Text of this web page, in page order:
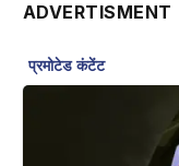
ADVERTISMENT